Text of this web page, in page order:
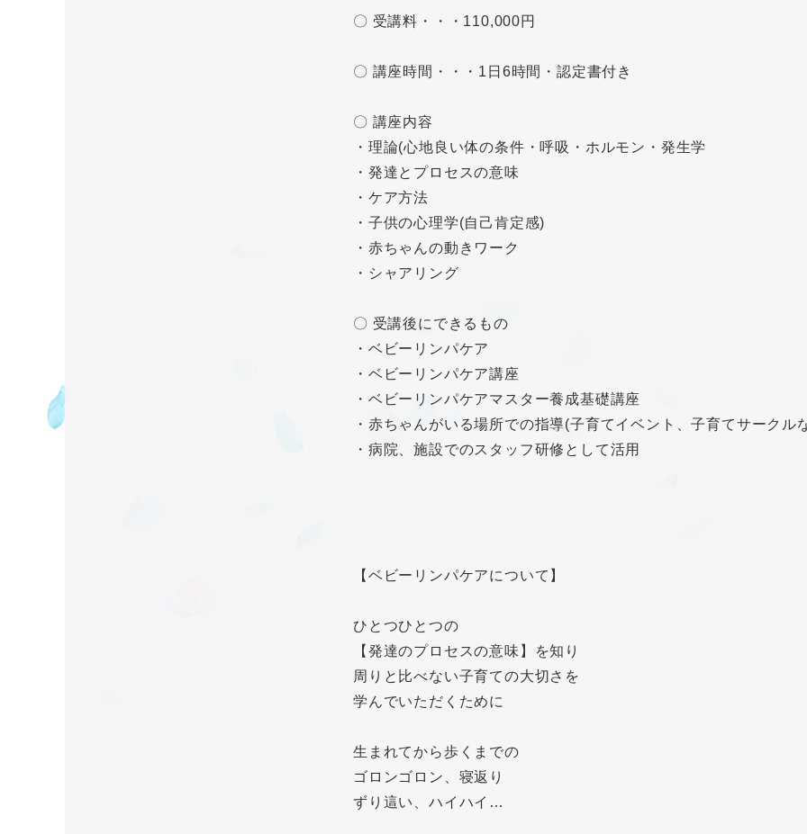
〇 受講料・・・110,000円
〇 講座時間・・・1日6時間・認定書付き
〇 講座内容
・理論(心地良い体の条件・呼吸・ホルモン・発生学
・発達とプロセスの意味
・ケア方法
・子供の心理学(自己肯定感)
・赤ちゃんの動きワーク
・シャアリング
〇 受講後にできるもの
・ベビーリンパケア
・ベビーリンパケア講座
・ベビーリンパケアマスター養成基礎講座
・赤ちゃんがいる場所での指導(子育てイベント、子育てサークル
・病院、施設でのスタッフ研修として活用
【ベビーリンパケアについて】
ひとつひとつの
【発達のプロセスの意味】を知り
周りと比べない子育ての大切さを
学んでいただくために
生まれてから歩くまでの
ゴロンゴロン、寝返り
ずり這い、ハイハイ…